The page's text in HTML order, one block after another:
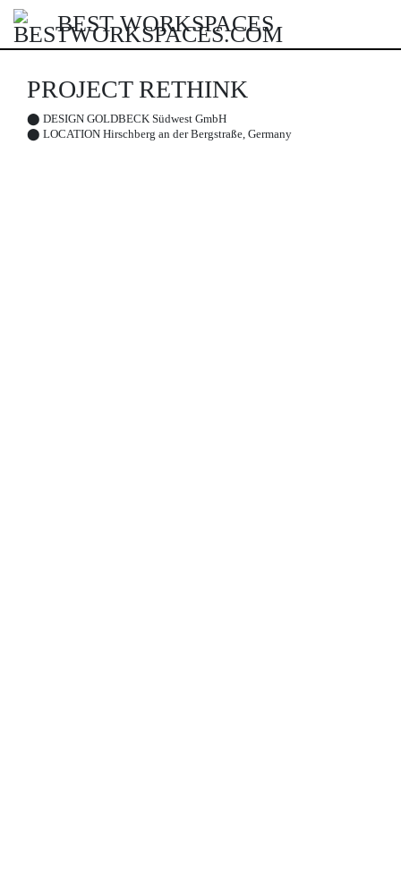
BEST WORKSPACES
PROJECT RETHINK
⬤ DESIGN GOLDBECK Südwest GmbH
⬤ LOCATION Hirschberg an der Bergstraße, Germany